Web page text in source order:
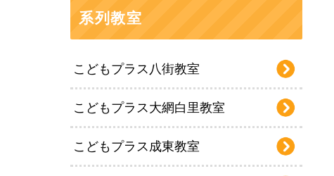
系列教室
こどもプラス八街教室
こどもプラス大網白里教室
こどもプラス成東教室